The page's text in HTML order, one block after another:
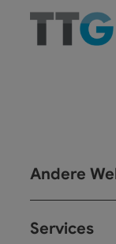
Andere
Services